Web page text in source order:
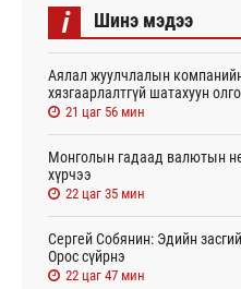
i Шинэ мэдээ
Аялал жуулчлалын
хязгаарлалтгүй шатахуун
21 цаг 56 мин
Монголын гадаад валютын
хүрчээ
22 цаг 35 мин
Сергей Собянин: Эдийн
Орос сүйрнэ
22 цаг 47 мин